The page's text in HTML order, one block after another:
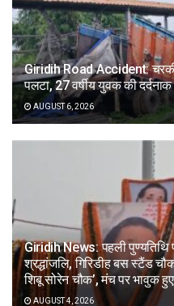
Giridih Road Accident: चरकी
पलटा, 27 वर्षीय युवक की
AUGUST 6, 2026
Giridih News: पहली पुण्यतिथि
श्रद्धांजलि, गिरिडीह बस स्टैंड
शिबू सोरेन चौक’, मंच पर भावुक
AUGUST 4, 2026